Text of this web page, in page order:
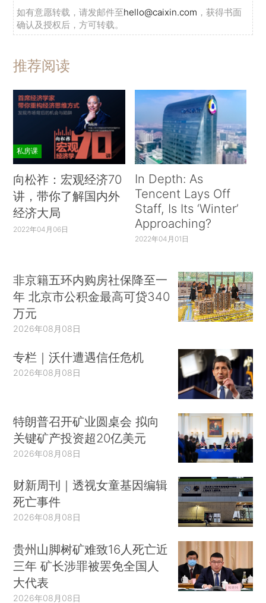
如有意愿转载，请发邮件至hello@caixin.com ，获得书面
确认及授权后，方可转载。
推荐阅读
私房课
向松祚：宏观经济70
讲，带你了解国内外
经济大局
2022年04月06日
In Depth: As
Tencent Lays Off
Staff, Is Its ‘Winter’
Approaching?
2022年04月01日
非京籍五环内购房社保降至一
年 北京市公积金最高可贷340
万元
2026年08月08日
专栏｜沃什遭遇信任危机
2026年08月08日
特朗普召开矿业圆桌会 拟向
关键矿产投资超20亿美元
2026年08月08日
财新周刊｜透视女童基因编辑
死亡事件
2026年08月08日
贵州山脚树矿难致16人死亡近
三年 矿长涉罪被罢免全国人
大代表
2026年08月08日